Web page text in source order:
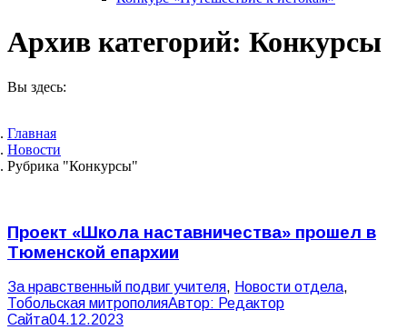
Архив категорий: Конкурсы
Вы здесь:
Главная
Новости
Рубрика "Конкурсы"
Проект «Школа наставничества» прошел в
Тюменской епархии
За нравственный подвиг учителя, Новости отдела,
Тобольская митрополияАвтор: Редактор
Сайта04.12.2023